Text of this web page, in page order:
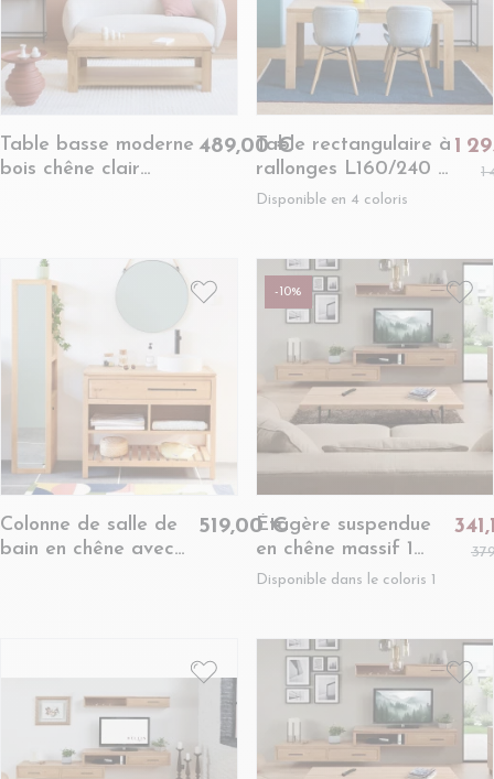
Table basse moderne
bois chêne clair
489,00 €Table rectangulaire à
rallonges L160/240 +
4 chaises tissu -
Disponible en 4 coloris
1
1
Colonne de salle de
bain en chêne avec
519,00 €
-10%
Étagère suspendue
en chêne massif 1
porte 1 niche -
Disponible dans le coloris 1